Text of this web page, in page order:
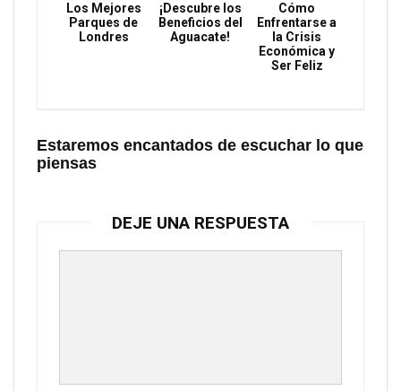
Los Mejores
Parques de
Londres
¡Descubre los
Beneficios del
Aguacate!
Cómo
Enfrentarse a
la Crisis
Económica y
Ser Feliz
Estaremos encantados de escuchar lo que
piensas
DEJE UNA RESPUESTA